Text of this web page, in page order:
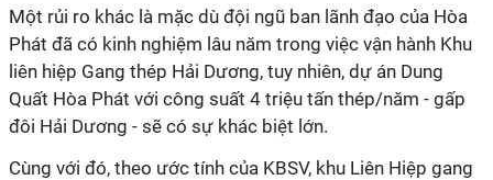
Một rủi ro khác là mặc dù đội ngũ ban lãnh đạo của Hòa
Phát đã có kinh nghiệm lâu năm trong việc vận hành Khu
liên hiệp Gang thép Hải Dương, tuy nhiên, dự án Dung
Quất Hòa Phát với công suất 4 triệu tấn thép/năm - gấp
đôi Hải Dương - sẽ có sự khác biệt lớn.
Cùng với đó, theo ước tính của KBSV, khu Liên Hiệp gang